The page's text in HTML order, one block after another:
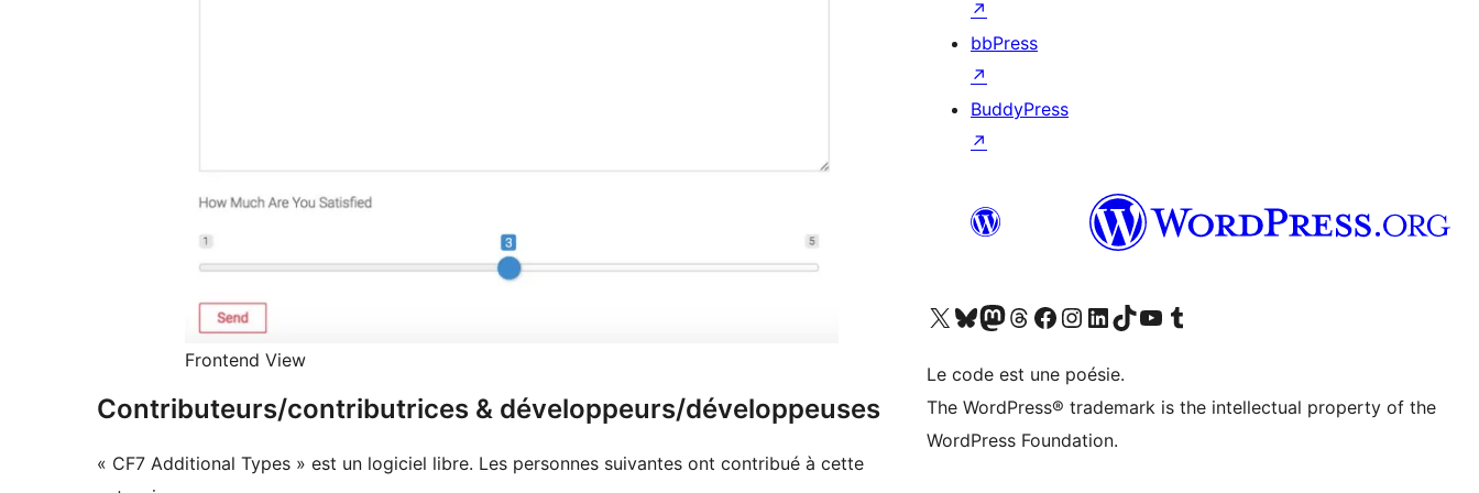
Frontend View
Contributeurs/contributrices & développeurs/développeuses
« CF7 Additional Types » est un logiciel libre. Les personnes suivantes ont contribué à cette
↗
bbPress
↗
BuddyPress
↗
Visitez notre compte X (précédemment Twitter)
Visiter notre compte Bluesky
Visiter notre compte Mastodon
Visiter notre compte Threads
Consulter notre compte Facebook
Consulter notre compte Instagram
Consulter notre compte LinkedIn
Visiter notre compte TokTok
Visiter notre chaîne YouTube
Visiter notre compte Tumblr
Le code est une poésie.
The WordPress® trademark is the intellectual property of the
WordPress Foundation.